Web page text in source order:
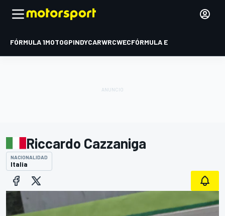
FÓRMULA 1MOTOGPINDYCARWRCWECFÓRMULA E
Riccardo Cazzaniga
NACIONALIDAD
Italia